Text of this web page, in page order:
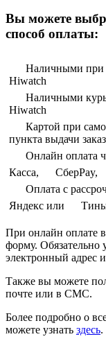
Вы можете
способ оплаты:
Наличными при
Hiwatch
Наличными
Hiwatch
Картой при
пункта выдачи
Онлайн оплата
Касса,
СберPay,
Оплата с
Яндекс или
При онлайн оплате
форму.
электронный адрес
Также вы можете
почте или в СМС.
Более подробно о
можете узнать здесь.